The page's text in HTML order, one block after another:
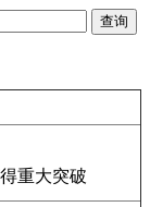
重大突破